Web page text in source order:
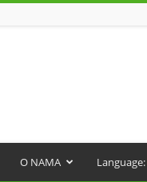
O NAMA Language: